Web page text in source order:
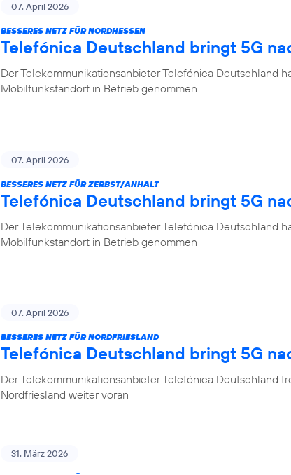
07. April 2026
BESSERES NETZ FÜR NORDHESSEN
Telefónica Deutschland bringt 5G
Der Telekommunikationsanbieter Telefónica Deutschland
Mobilfunkstandort in Betrieb genommen
07. April 2026
BESSERES NETZ FÜR ZERBST/ANHALT
Telefónica Deutschland bringt 5G
Der Telekommunikationsanbieter Telefónica Deutschland
Mobilfunkstandort in Betrieb genommen
07. April 2026
BESSERES NETZ FÜR NORDFRIESLAND
Telefónica Deutschland bringt 5G
Der Telekommunikationsanbieter Telefónica Deutschland
Nordfriesland weiter voran
31. März 2026